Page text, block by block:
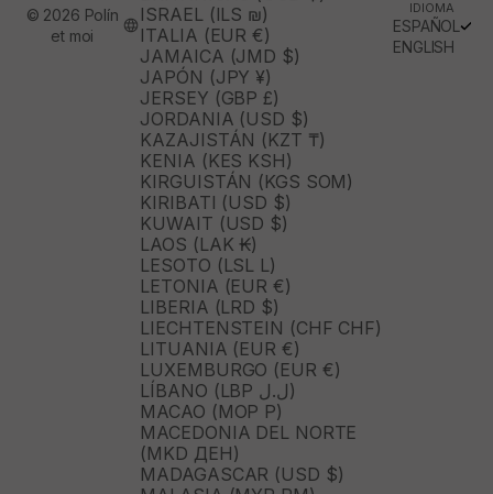
ISRAEL (ILS ₪)
ITALIA (EUR €)
JAMAICA (JMD $)
JAPÓN (JPY ¥)
JERSEY (GBP £)
JORDANIA (USD $)
KAZAJISTÁN (KZT ₸)
KENIA (KES KSH)
KIRGUISTÁN (KGS SOM)
KIRIBATI (USD $)
KUWAIT (USD $)
LAOS (LAK ₭)
LESOTO (LSL L)
LETONIA (EUR €)
LIBERIA (LRD $)
LIECHTENSTEIN (CHF CHF)
LITUANIA (EUR €)
LUXEMBURGO (EUR €)
LÍBANO (LBP ل.ل)
MACAO (MOP P)
MACEDONIA DEL NORTE
(MKD ДЕН)
MADAGASCAR (USD $)
IDIOMA
ESPAÑOL
ENGLISH
© 2026 Polín
et moi